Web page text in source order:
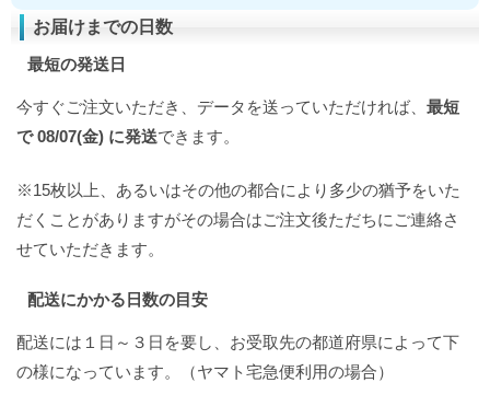
お届けまでの日数
最短の発送日
今すぐご注文いただき、データを送っていただければ、 最短
で 08/07(金) に発送できます。
※15枚以上、あるいはその他の都合により多少の猶予をいた
だくことがありますがその場合はご注文後ただちにご連絡さ
せていただきます。
配送にかかる日数の目安
配送には１日～３日を要し、お受取先の都道府県によって下
の様になっています。（ヤマト宅急便利用の場合）